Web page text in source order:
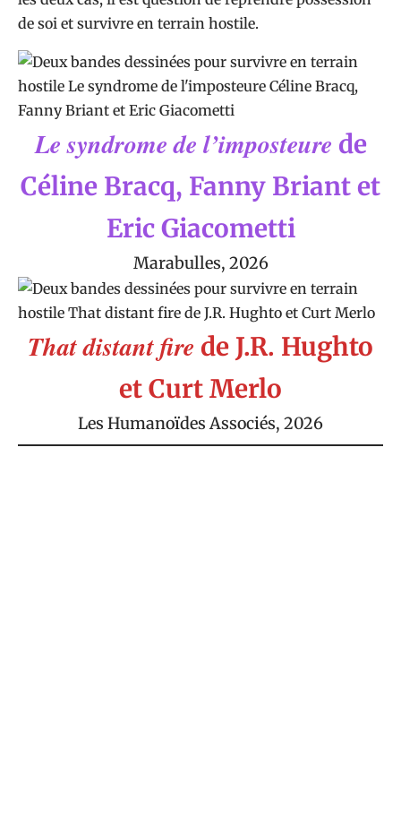
de soi et survivre en terrain hostile.
Le syndrome de l’imposteure de
Céline Bracq, Fanny Briant et
Eric Giacometti
Marabulles, 2026
That distant fire de J.R. Hughto
et Curt Merlo
Les Humanoïdes Associés, 2026